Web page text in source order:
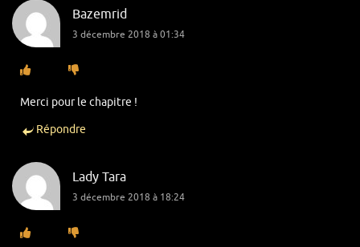
Bazemrid
3 décembre 2018 à 01:34
Merci pour le chapitre !
Répondre
Lady Tara
3 décembre 2018 à 18:24